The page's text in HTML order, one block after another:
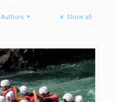
Authors Show all